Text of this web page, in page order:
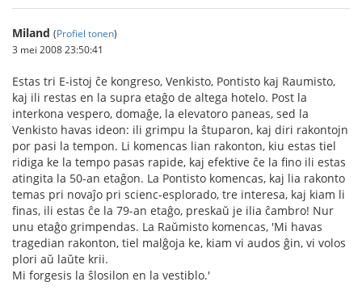
Miland (Profiel tonen)
3 mei 2008 23:50:41
Estas tri E-istoj ĉe kongreso, Venkisto, Pontisto kaj Raumisto,
kaj ili restas en la supra etaĝo de altega hotelo. Post la
interkona vespero, domaĝe, la elevatoro paneas, sed la
Venkisto havas ideon: ili grimpu la ŝtuparon, kaj diri rakontojn
por pasi la tempon. Li komencas lian rakonton, kiu estas tiel
ridiga ke la tempo pasas rapide, kaj efektive ĉe la fino ili estas
atingita la 50-an etaĝon. La Pontisto komencas, kaj lia rakonto
temas pri novaĵo pri scienc-esplorado, tre interesa, kaj kiam li
finas, ili estas ĉe la 79-an etaĝo, preskaŭ je ilia ĉambro! Nur
unu etaĝo grimpendas. La Raŭmisto komencas, 'Mi havas
tragedian rakonton, tiel malĝoja ke, kiam vi audos ĝin, vi volos
plori aŭ laŭte krii.
Mi forgesis la ŝlosilon en la vestiblo.'